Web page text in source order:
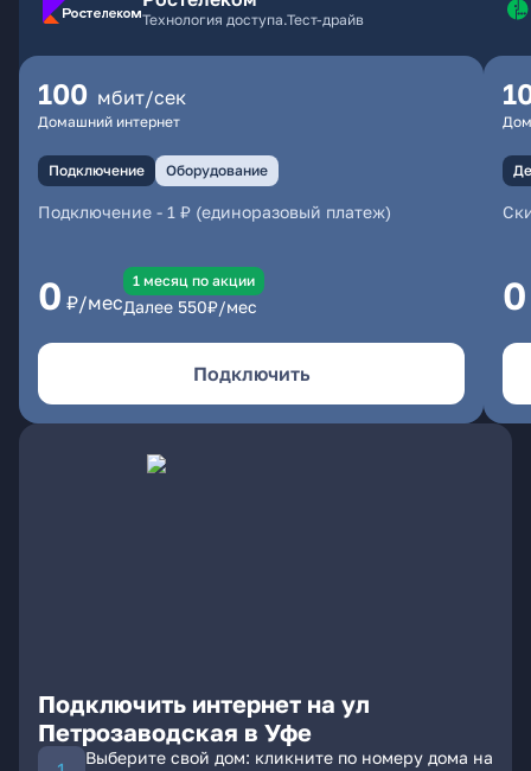
Технология доступа.Тест-драйв
100 мбит/сек
Домашний интернет
Подключение Оборудование
Подключение - 1 ₽ (единоразовый платеж)
0 ₽/мес
1 месяц по акции
Далее 550₽/мес
Подключить
0
Подключить интернет на ул
Петрозаводская в Уфе
Выберите свой дом: кликните по номеру дома на